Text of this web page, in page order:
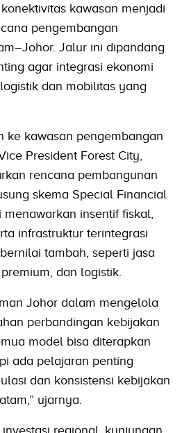
kawasan menjadi
pengembangan
Jalur ini dipandang
agar integrasi ekonomi
dan mobilitas yang
ke kawasan pengembangan
President Forest City,
rencana pembangunan
skema Special Financial
menawarkan insentif fiskal,
infrastruktur terintegrasi
tambah, seperti jasa
dan logistik.
Johor dalam mengelola
perbandingan kebijakan
model bisa diterapkan
ada pelajaran penting
dan konsistensi kebijakan
ujarnya.
regional, kunjungan